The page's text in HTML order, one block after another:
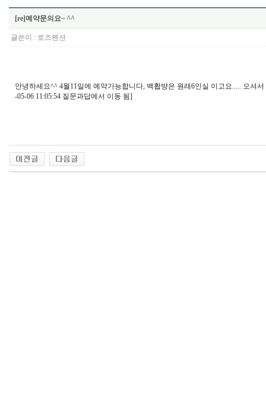
[re]예약문의요~ ^^
글쓴이 : 로즈펜션
안녕하세요^^ 4월11일에 예약가능합니다, 백홥뱡은 원래6인실 이고요..... 오셔
-05-06 11:05:54 질문과답에서 이동 됨]